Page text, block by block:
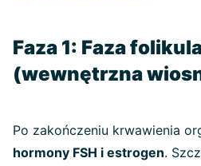
Faza 1: Faza
(wewnętrzna
Po zakończeniu krwawienia
hormony FSH i estrogen.